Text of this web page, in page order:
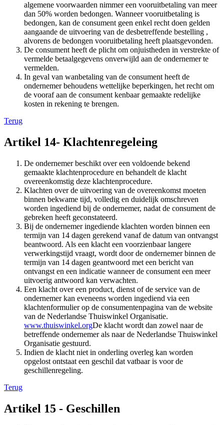
algemene voorwaarden nimmer een vooruitbetaling van meer
dan 50% worden bedongen. Wanneer vooruitbetaling is
bedongen, kan de consument geen enkel recht doen gelden
aangaande de uitvoering van de desbetreffende bestelling ,
alvorens de bedongen vooruitbetaling heeft plaatsgevonden.
De consument heeft de plicht om onjuistheden in verstrekte of
vermelde betaalgegevens onverwijld aan de ondernemer te
vermelden.
In geval van wanbetaling van de consument heeft de
ondernemer behoudens wettelijke beperkingen, het recht om
de vooraf aan de consument kenbaar gemaakte redelijke
kosten in rekening te brengen.
Terug
Artikel 14- Klachtenregeleing
De ondernemer beschikt over een voldoende bekend
gemaakte klachtenprocedure en behandelt de klacht
overeenkomstig deze klachtenprocedure.
Klachten over de uitvoering van de overeenkomst moeten
binnen bekwame tijd, volledig en duidelijk omschreven
worden ingediend bij de ondernemer, nadat de consument de
gebreken heeft geconstateerd.
Bij de ondernemer ingediende klachten worden binnen een
termijn van 14 dagen gerekend vanaf de datum van ontvangst
beantwoord. Als een klacht een voorzienbaar langere
verwerkingstijd vraagt, wordt door de ondernemer binnen de
termijn van 14 dagen geantwoord met een bericht van
ontvangst en een indicatie wanneer de consument een meer
uitvoerig antwoord kan verwachten.
Een klacht over een product, dienst of de service van de
ondernemer kan eveneens worden ingediend via een
klachtenformulier op de consumentenpagina van de website
van de Nederlandse Thuiswinkel Organisatie.
www.thuiswinkel.orgDe klacht wordt dan zowel naar de
betreffende ondernemer als naar de Nederlandse Thuiswinkel
Organisatie gestuurd.
Indien de klacht niet in onderling overleg kan worden
opgelost ontstaat een geschil dat vatbaar is voor de
geschillenregeling.
Terug
Artikel 15 - Geschillen